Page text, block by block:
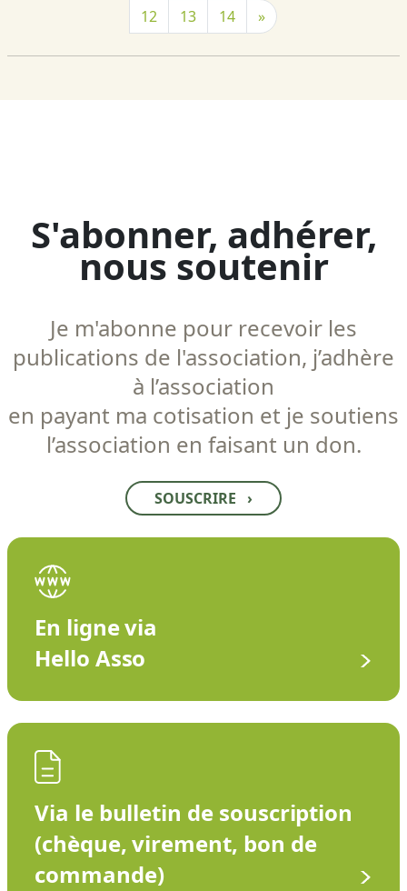
12
13 14 »
S'abonner, adhérer,
nous soutenir
Je m'abonne pour recevoir les
publications de l'association, j’adhère
à l’association
en payant ma cotisation et je soutiens
l’association en faisant un don.
SOUSCRIRE ›
En ligne via
Hello Asso
Via le bulletin de souscription
(chèque, virement, bon de
commande)